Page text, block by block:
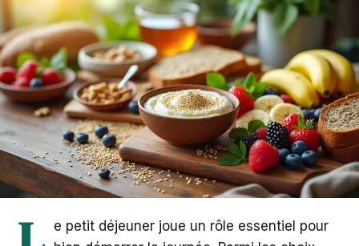
e petit déjeuner joue un rôle essentiel pour